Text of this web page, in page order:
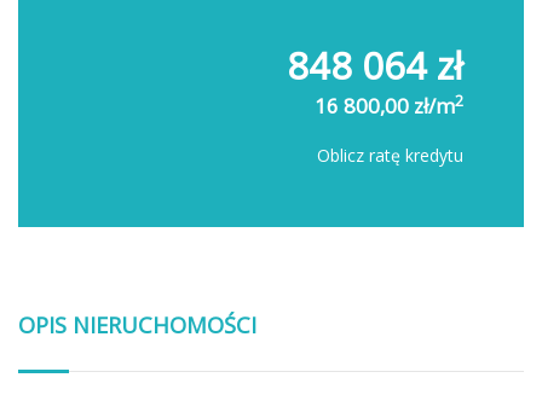
848 064 zł
16 800,00 zł/m2
Oblicz ratę kredytu
OPIS NIERUCHOMOŚCI